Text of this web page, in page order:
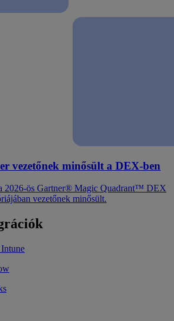
vezetőnek minősült a DEX-ben
2026-ös Gartner® Magic Quadrant™ DEX
vezetőnek minősült.